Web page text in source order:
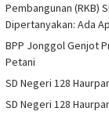
Pembangunan (RKB)
Dipertanyakan: Ada
BPP Jonggol Genjot
Petani
SD Negeri 128
SD Negeri 128